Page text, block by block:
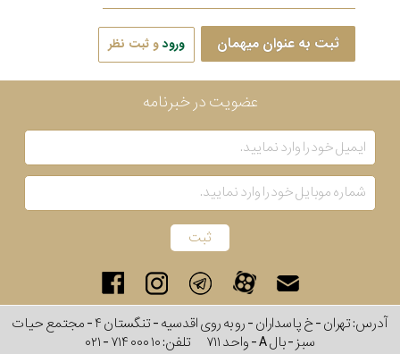
ثبت به عنوان میهمان ورودو ثبت نظر
عضویت در خبرنامه
آدرس: تهران - خ پاسداران - رو به روی اقدسیه - تنگستان ۴ - مجتمع حیات
سبز - بال A - واحد ۷۱۱
تلفن:۰۲۱ - ۷۱۴ ۰۰۰ ۱۰